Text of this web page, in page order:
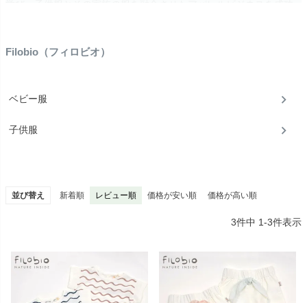
ったその日、パオラは雑誌に掲載されたアンナの記事を見て電話を
2010年にアンナの娘アニータの誕生を祝って作られたガチョウのぬ
いぐるみ「Anito」は、またたく間に人気が広がり、多数のメディア
にも取り上げられ、今ではFilobioのマスコットシンボルとなってい
Filobio（フィロビオ）
ベビー服
子供服
並び替え 新着順 レビュー順 価格が安い順 価格が高い順
3件中 1-3件表示